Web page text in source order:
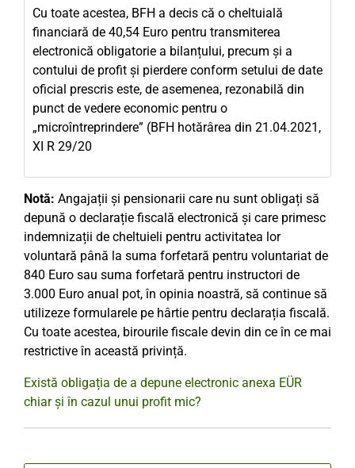
Cu toate acestea, BFH a decis că o cheltuială
financiară de 40,54 Euro pentru transmiterea
electronică obligatorie a bilanțului, precum și a
contului de profit și pierdere conform setului de date
oficial prescris este, de asemenea, rezonabilă din
punct de vedere economic pentru o
„microîntreprindere” (BFH hotărârea din 21.04.2021,
XI R 29/20
Notă: Angajații și pensionarii care nu sunt obligați să
depună o declarație fiscală electronică și care primesc
indemnizații de cheltuieli pentru activitatea lor
voluntară până la suma forfetară pentru voluntariat de
840 Euro sau suma forfetară pentru instructori de
3.000 Euro anual pot, în opinia noastră, să continue să
utilizeze formularele pe hârtie pentru declarația fiscală.
Cu toate acestea, birourile fiscale devin din ce în ce mai
restrictive în această privință.
Există obligația de a depune electronic anexa EÜR
chiar și în cazul unui profit mic?